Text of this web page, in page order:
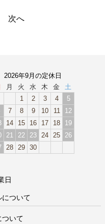
次へ
2026年9月の定休日
月 火 水 木 金
土
1
2 3 4
5
7 8 9 10 11
12
14 15 16 17 18
19
21 22 23 24 25
26
28 29 30
日
ついて
ついて